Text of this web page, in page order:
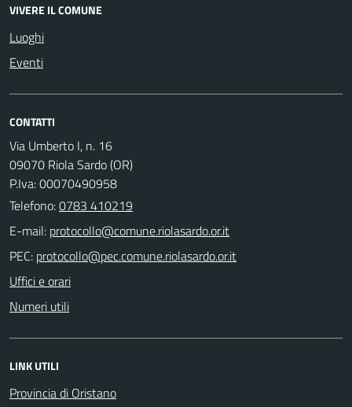
VIVERE IL COMUNE
Luoghi
Eventi
CONTATTI
Via Umberto I, n. 16
09070 Riola Sardo (OR)
P.Iva: 00070490958
Telefono:0783 410219
E-mail:
PEC:
Uffici e orari
Numeri utili
LINK UTILI
Provincia di Oristano